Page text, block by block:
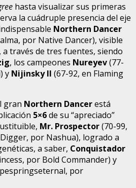
hasta visualizar sus primeras
la cuádruple presencia del eje
Northern Dancer
por Native Dancer), visible
a través de tres fuentes, siendo
, los campeones Nureyev(77-
y Nijinsky II (67-92, en Flaming
gran Northern Dancerestá
5×6de su “apreciado”
Mr. Prospector(70-99,
por Nashua), logrado a
a saber, Conquistador
por Bold Commander) y
por